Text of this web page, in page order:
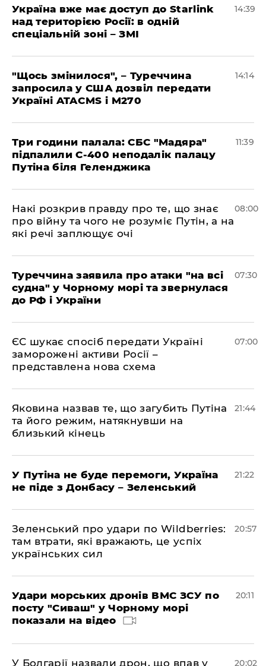
Україна вже має доступ до Starlink
над територією Росії: в одній
спеціальній зоні – ЗМІ
14:39
"Щось змінилося", – Туреччина
запросила у США дозвіл передати
Україні ATACMS і M270
14:14
Три години палала: СБС "Мадяра"
підпалили С-400 неподалік палацу
Путіна біля Геленджика
11:39
Накі розкрив правду про те, що знає
про війну та чого не розуміє Путін, а на
які речі заплющує очі
08:00
Туреччина заявила про атаки "на всі
судна" у Чорному морі та звернулася
до РФ і України
07:30
ЄС шукає спосіб передати Україні
заморожені активи Росії –
представлена ​​нова схема
07:00
Яковина назвав те, що загубить Путіна
та його режим, натякнувши на
близький кінець
21:44
У Путіна не буде перемоги, Україна
не піде з Донбасу – Зеленський
21:22
Зеленський про удари по Wildberries:
там втрати, які вражають, це успіх
українських сил
20:57
Удари морських дронів ВМС ЗСУ по
посту "Сиваш" у Чорному морі
показали на відео
20:11
У Болгарії назвали дрон, що впав у
20:02